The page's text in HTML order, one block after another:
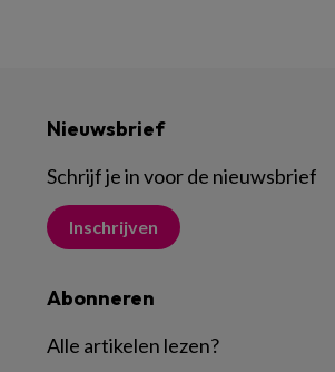
Nieuwsbrief
Schrijf je in voor de nieuwsbrief
Inschrijven
Abonneren
Alle artikelen lezen?